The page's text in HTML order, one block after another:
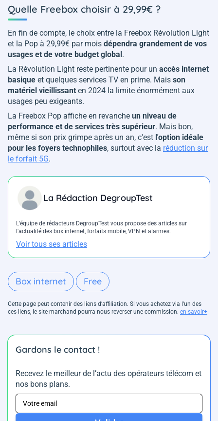
Quelle Freebox choisir à 29,99€ ?
En fin de compte, le choix entre la Freebox Révolution Light
et la Pop à 29,99€ par mois dépendra grandement de vos
usages et de votre budget global .
La Révolution Light reste pertinente pour un accès internet
basique et quelques services TV en prime. Mais son
matériel vieillissant en 2024 la limite énormément aux
usages peu exigeants.
La Freebox Pop affiche en revanche un niveau de
performance et de services très supérieur. Mais bon,
même si son prix grimpe après un an, c'est l'option idéale
pour les foyers technophiles, surtout avec la réduction sur
le forfait 5G.
La Rédaction DegroupTest
L'équipe de rédacteurs DegroupTest vous propose des articles sur
l'actualité des box internet, forfaits mobile, VPN et alarmes.
Voir tous ses articles
Box internet Free
Cette page peut contenir des liens d’affiliation. Si vous achetez via l'un des
ces liens, le site marchand pourra nous reverser une commission. en savoir+
Gardons le contact !
Recevez le meilleur de l’actu des opérateurs télécom et
nos bons plans.